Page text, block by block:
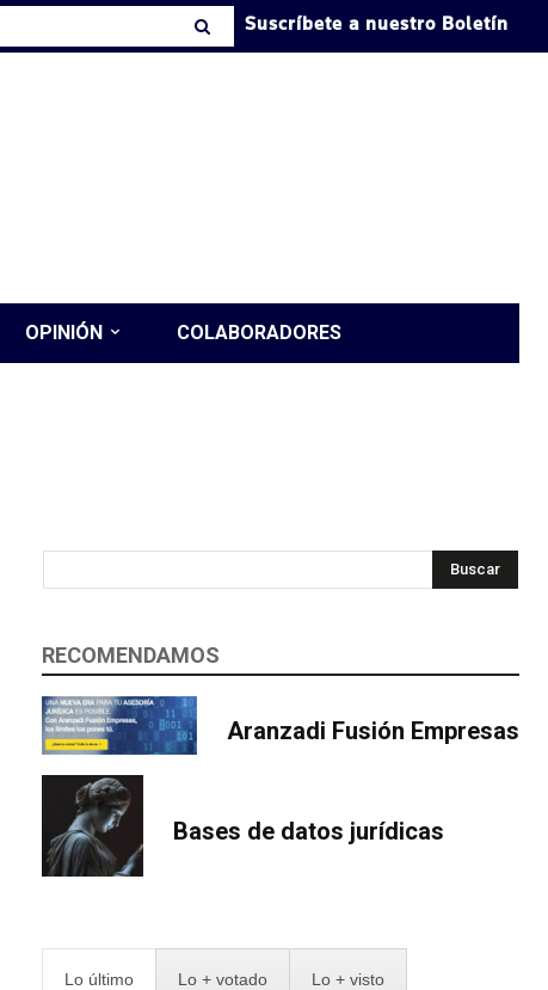
Suscríbete a nuestro Boletín
OPINIÓN COLABORADORES
Buscar
RECOMENDAMOS
Aranzadi Fusión Empresas
Bases de datos jurídicas
Lo último Lo + votado Lo + visto